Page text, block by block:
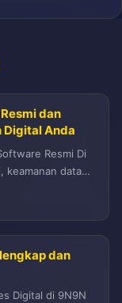
dan
Digital Anda
Resmi Di
keamanan data
dan
Digital di 9N9N